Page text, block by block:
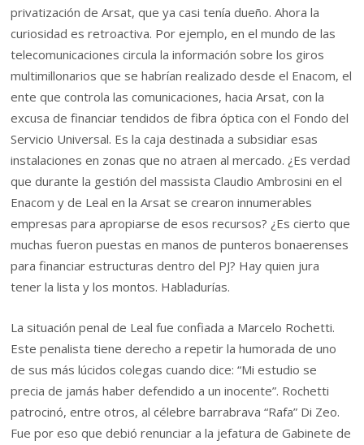
privatización de Arsat, que ya casi tenía dueño. Ahora la
curiosidad es retroactiva. Por ejemplo, en el mundo de las
telecomunicaciones circula la información sobre los giros
multimillonarios que se habrían realizado desde el Enacom, el
ente que controla las comunicaciones, hacia Arsat, con la
excusa de financiar tendidos de fibra óptica con el Fondo del
Servicio Universal. Es la caja destinada a subsidiar esas
instalaciones en zonas que no atraen al mercado. ¿Es verdad
que durante la gestión del massista Claudio Ambrosini en el
Enacom y de Leal en la Arsat se crearon innumerables
empresas para apropiarse de esos recursos? ¿Es cierto que
muchas fueron puestas en manos de punteros bonaerenses
para financiar estructuras dentro del PJ? Hay quien jura
tener la lista y los montos. Habladurías.
La situación penal de Leal fue confiada a Marcelo Rochetti.
Este penalista tiene derecho a repetir la humorada de uno
de sus más lúcidos colegas cuando dice: “Mi estudio se
precia de jamás haber defendido a un inocente”. Rochetti
patrocinó, entre otros, al célebre barrabrava “Rafa” Di Zeo.
Fue por eso que debió renunciar a la jefatura de Gabinete de